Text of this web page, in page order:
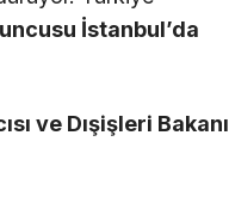
İstanbul’da
ve Dışişleri Bakanı